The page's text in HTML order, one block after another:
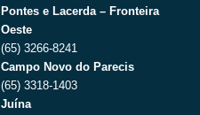
Pontes e Lacerda – Fronteira
Oeste
(65) 3266-8241
Campo Novo do Parecis
(65) 3318-1403
Juína